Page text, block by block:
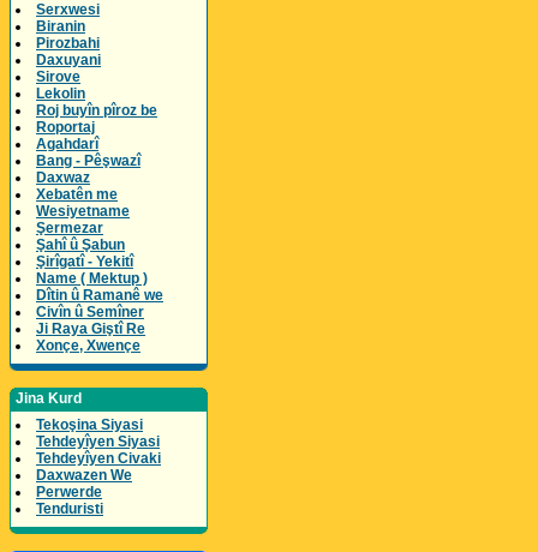
Serxwesi
Biranin
Pirozbahi
Daxuyani
Sirove
Lekolin
Roj buyîn pîroz be
Roportaj
Agahdarî
Bang - Pêşwazî
Daxwaz
Xebatên me
Wesiyetname
Şermezar
Şahî û Şabun
Şirîgatî - Yekitî
Name ( Mektup )
Dîtin û Ramanê we
Civîn û Semîner
Ji Raya Giştî Re
Xonçe, Xwençe
Jina Kurd
Tekoşina Siyasi
Tehdeyîyen Siyasi
Tehdeyîyen Civaki
Daxwazen We
Perwerde
Tenduristi